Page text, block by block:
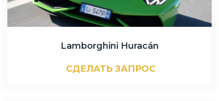
Lamborghini Huracán
СДЕЛАТЬ ЗАПРОС